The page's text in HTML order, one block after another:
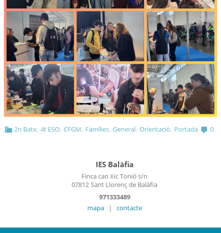
2n Batx,4t ESO,CFGM, Famílies,General,Orientació, Portada 0
IES Balàfia
Finca can Xic Tonió s/n
07812 Sant Llorenç de Balàfia
971333489
mapa
| contacte